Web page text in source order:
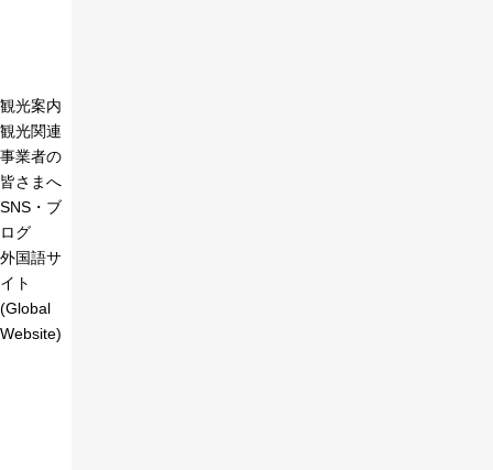
観光案内
観光関連
事業者の
皆さまへ
SNS・ブ
ログ
外国語サ
イト
(Global
Website)